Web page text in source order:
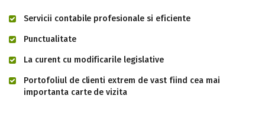
Servicii contabile profesionale si eficiente
Punctualitate
La curent cu modificarile legislative
Portofoliul de clienti extrem de vast fiind cea mai
importanta carte de vizita